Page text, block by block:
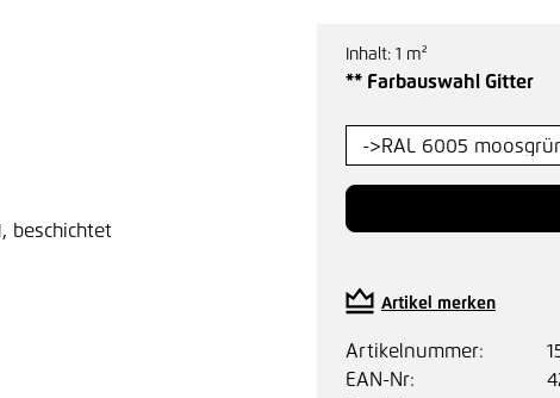
Inhalt: 1 m²
** Farbauswahl Gitter
Artikel merken
Artikelnummer:
EAN-Nr: